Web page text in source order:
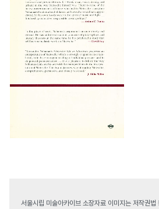
서울시립 미술아카이브 소장자료 이미지는 저작권